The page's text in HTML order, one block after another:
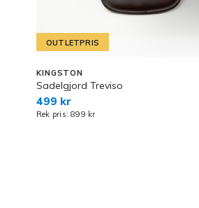
OUTLETPRIS
KINGSTON
Sadelgjord Treviso
499 kr
Rek pris: 899 kr